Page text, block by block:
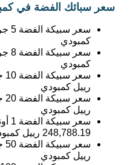
سعر سبائك الفضة في
سعر سبيكة الفضة 5 جرام في كمبوديا:
كمبودي
سعر سبيكة الفضة 8 جرام في كمبوديا:
كمبودي
سعر سبيكة الفضة 10 جرام في كمبوديا:
رييل كمبودي
سعر سبيكة الفضة 20 جرام في كمبوديا:
رييل كمبودي
سعر سبيكة الفضة 1 أونصة (31.1 جرام) في كمبوديا:
248,788.19 رييل
سعر سبيكة الفضة 50 جرام في كمبوديا:
رييل كمبودي